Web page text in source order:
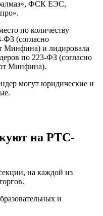
ФСК ЕЭС,
по количеству
ФЗ (согласно
Минфина) и лидировала
по 223-ФЗ (согласно
Минфина).
могут юридические и
на РТС-
на каждой из
и